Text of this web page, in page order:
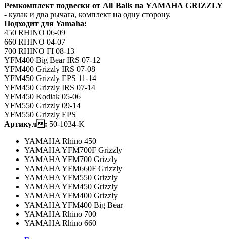
Ремкомплект подвески от All Balls на YAMAHA GRIZZLY
- кулак и два рычага, комплект на одну сторону.
Подходит для Yamaha:
450 RHINO 06-09
660 RHINO 04-07
700 RHINO FI 08-13
YFM400 Big Bear IRS 07-12
YFM400 Grizzly IRS 07-08
YFM450 Grizzly EPS 11-14
YFM450 Grizzly IRS 07-14
YFM450 Kodiak 05-06
YFM550 Grizzly 09-14
YFM550 Grizzly EPS
Артикул: 50-1034-K
YAMAHA Rhino 450
YAMAHA YFM700F Grizzly
YAMAHA YFM700 Grizzly
YAMAHA YFM660F Grizzly
YAMAHA YFM550 Grizzly
YAMAHA YFM450 Grizzly
YAMAHA YFM400 Grizzly
YAMAHA YFM400 Big Bear
YAMAHA Rhino 700
YAMAHA Rhino 660